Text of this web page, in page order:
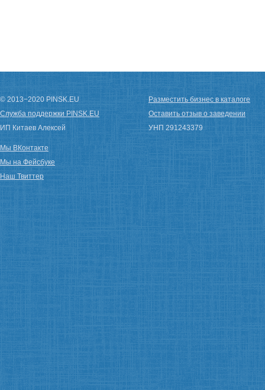
© 2013−2020 PINSK.EU
Служба поддержки PINSK.EU
ИП Китаев Алексей
Разместить бизнес в каталоге
Оставить отзыв о заведении
УНП 291243379
Мы ВКонтакте
Мы на Фейсбуке
Наш Твиттер